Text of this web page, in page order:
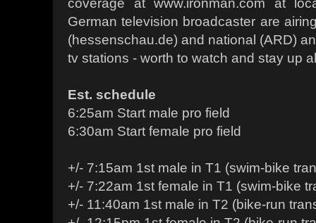
coverage at www.ironman.com at
German television broadcaster are
(hessenschau.de) and national (ARD)
tv stations - worth to watch and stay up
Est. schedule
6:25am Start male pro field
6:30am Start female pro field
+/- 7:15am 1st male in T1 (swim-bike
+/- 7:22am 1st female in T1 (swim-bike
+/- 11:40am 1st male in T2 (bike-run